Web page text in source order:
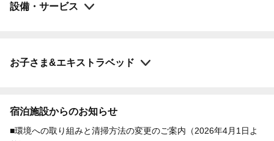
設備・サービス
お子さま&エキストラベッド
宿泊施設からのお知らせ
■環境への取り組みと清掃方法の変更のご案内（2026年4月1日よ